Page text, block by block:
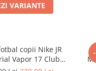
VARIANTE
copii Nike JR
Vapor 17 Club
FG/MG Lk